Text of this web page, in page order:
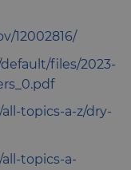
12002816/
files/2023-
topics-a-z/dry-
topics-a-